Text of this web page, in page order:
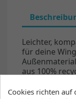
Leichter,
für deine
aus 100%
kompakt auf
Cookies richten auf